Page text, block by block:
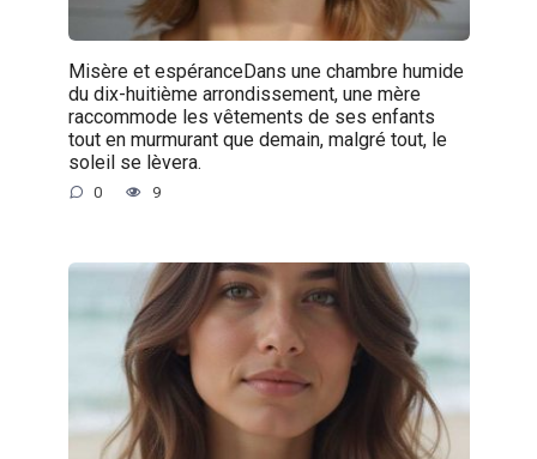
Misère et espéranceDans une chambre humide
du dix-huitième arrondissement, une mère
raccommode les vêtements de ses enfants
tout en murmurant que demain, malgré tout, le
soleil se lèvera.
0 9